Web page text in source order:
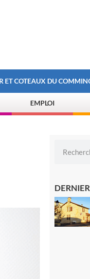
ET COTEAUX DU
EMPLOI